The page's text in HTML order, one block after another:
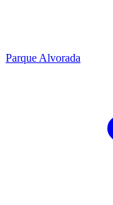
Parque Alvorada